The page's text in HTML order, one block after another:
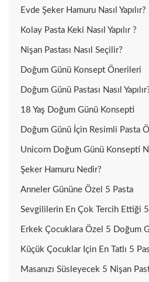
Evde Şeker Hamuru Nasıl Yapılır?
Kolay Pasta Keki Nasıl Yapılır ?
Nişan Pastası Nasıl Seçilir?
Doğum Günü Konsept Önerileri
Doğum Günü Pastası Nasıl
18 Yaş Doğum Günü Konsepti
Doğum Günü İçin Resimli Pasta
Unicorn Doğum Günü Konsepti
Şeker Hamuru Nedir?
Anneler Gününe Özel 5 Pasta
Sevgililerin En Çok Tercih Ettiği
Erkek Çocuklara Özel 5 Doğum
Küçük Çocuklar Için En Tatlı 5
Masanızı Süsleyecek 5 Nişan